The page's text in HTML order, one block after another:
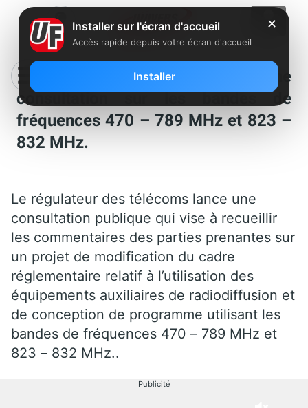
Brouillage 4G : L’Arcep lance une
consultation sur les bandes de
fréquences 470 – 789 MHz et 823 –
832 MHz.
Le régulateur des télécoms lance une
consultation publique qui vise à recueillir
les commentaires des parties prenantes sur
un projet de modification du cadre
réglementaire relatif à l’utilisation des
équipements auxiliaires de radiodiffusion et
de conception de programme utilisant les
bandes de fréquences 470 – 789 MHz et
823 – 832 MHz..
Publicité
✕
Installer sur l'écran d'accueil
Accès rapide depuis votre écran d'accueil
Installer